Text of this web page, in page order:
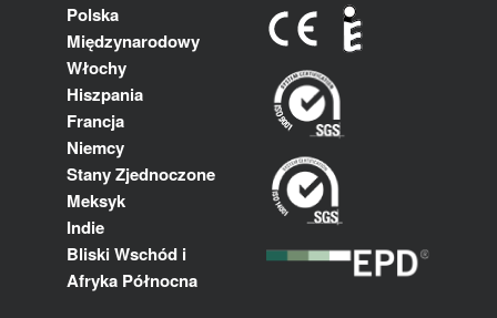
Polska
Międzynarodowy
Włochy
Hiszpania
Francja
Niemcy
Stany Zjednoczone
Meksyk
Indie
Bliski Wschód i
Afryka Północna